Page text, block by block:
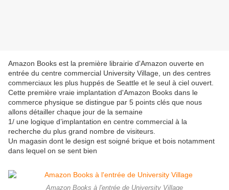
Amazon Books est la première librairie d'Amazon ouverte en
entrée du centre commercial University Village, un des centres
commerciaux les plus huppés de Seattle et le seul à ciel ouvert.
Cette première vraie implantation d'Amazon Books dans le
commerce physique se distingue par 5 points clés que nous
allons détailler chaque jour de la semaine
1/ une logique d’implantation en centre commercial à la
recherche du plus grand nombre de visiteurs.
Un magasin dont le design est soigné brique et bois notamment
dans lequel on se sent bien
Amazon Books à l'entrée de University Village